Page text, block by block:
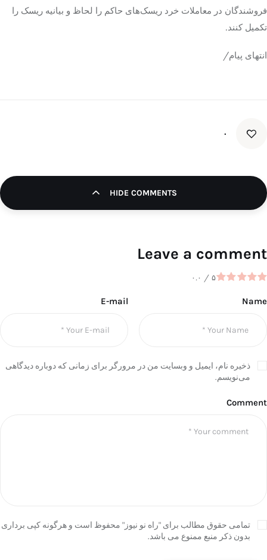
فروشندگان در معاملات خرد ریسک‌های حاکم را لحاظ و بیانیه ریسک را
تکمیل کنند.
انتهای پیام/
۰
HIDE COMMENTS
Leave a comment
۰.۰ / ۵
Name
E-mail
ذخیره نام، ایمیل و وبسایت من در مرورگر برای زمانی که دوباره دیدگاهی
می‌نویسم.
Comment
تمامی حقوق مطالب برای "راه نو نیوز" محفوظ است و هرگونه کپی برداری
بدون ذکر منبع ممنوع می باشد.